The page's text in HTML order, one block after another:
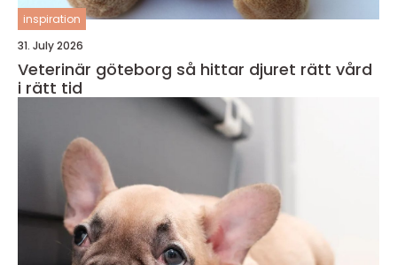
inspiration
31. July 2026
Veterinär göteborg så hittar djuret rätt vård
i rätt tid